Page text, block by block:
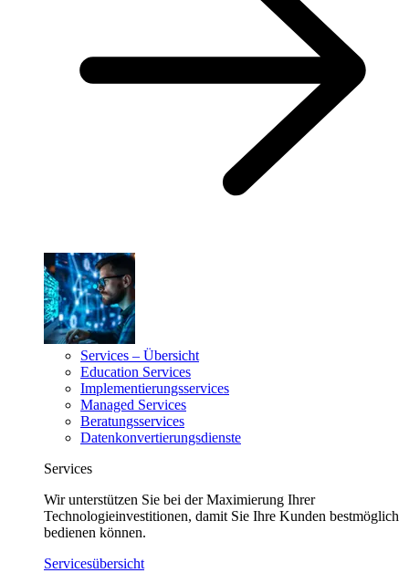
Services – Übersicht
Education Services
Implementierungsservices
Managed Services
Beratungsservices
Datenkonvertierungsdienste
Services
Wir unterstützen Sie bei der Maximierung Ihrer
Technologieinvestitionen, damit Sie Ihre Kunden bestmöglich
bedienen können.
Servicesübersicht